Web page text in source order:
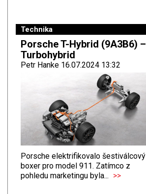
Technika
Porsche T-Hybrid (9A3B6) –
Turbohybrid
Petr Hanke 16.07.2024 13:32
Porsche elektrifikovalo šestiválcový
boxer pro model 911. Zatímco z
pohledu marketingu byla... >>